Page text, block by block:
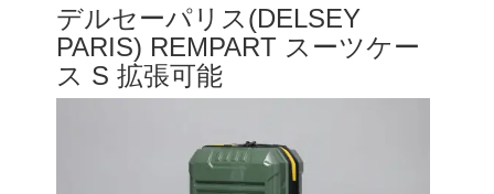
デルセーパリス(DELSEY
PARIS) REMPART スーツケー
ス S 拡張可能